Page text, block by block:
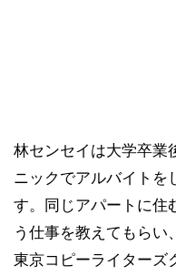
林センセイは大学卒業
ニックでアルバイトを
す。同じアパートに住
う仕事を教えてもらい
東京コピーライターズ